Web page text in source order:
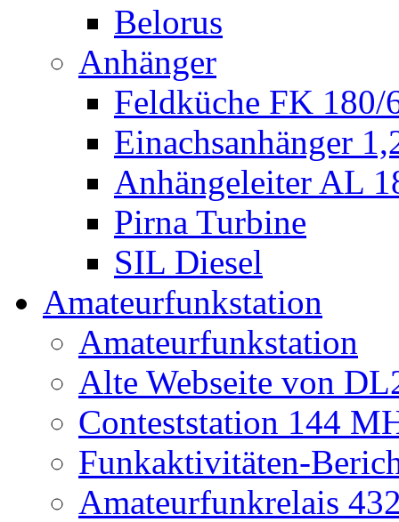
Belorus
Anhänger
Feldküche FK 180/
Einachsanhänger
Anhängeleiter AL
Pirna Turbine
SIL Diesel
Amateurfunkstation
Amateurfunkstation
Alte Webseite von
Conteststation 144
Funkaktivitäten-
Amateurfunkrelais